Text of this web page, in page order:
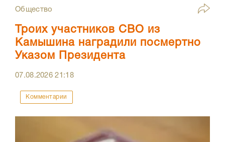
Общество
Троих участников СВО из
Камышина наградили посмертно
Указом Президента
07.08.202621:18
Комментарии